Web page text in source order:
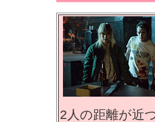
2人の距離が近